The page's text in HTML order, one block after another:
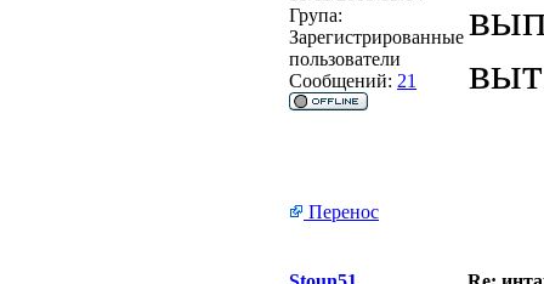
Група:
Зарегистрированные
пользователи
Сообщений: 21
Перенос